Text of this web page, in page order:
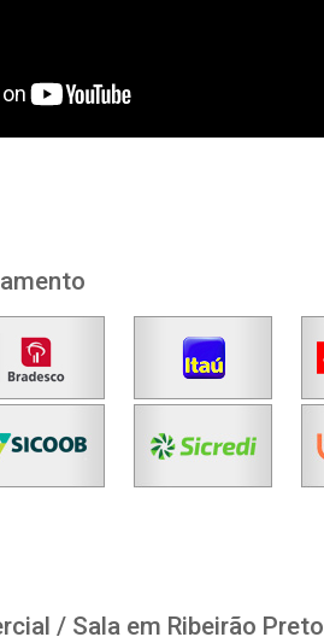
/ Sala em Ribeirão Preto